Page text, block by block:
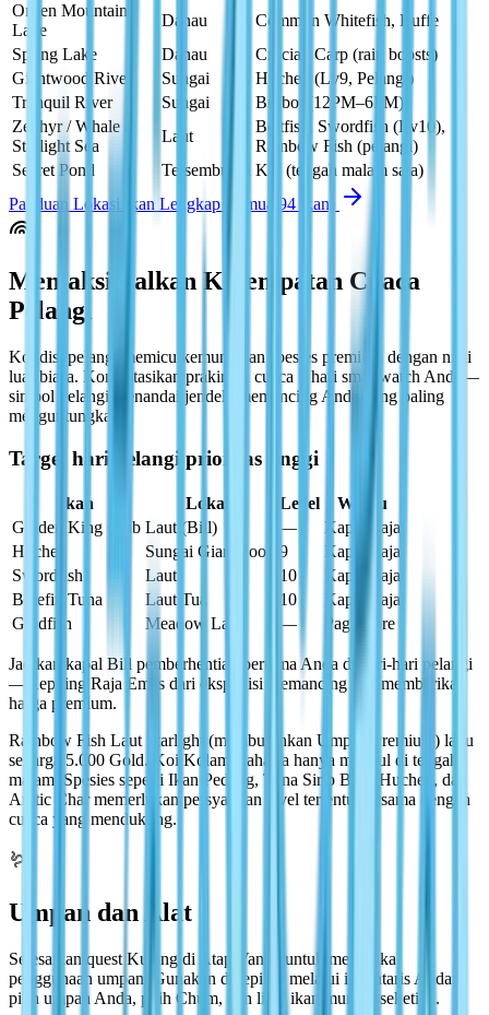
Onsen Mountain
Lake
Danau
Common Whitefish, Ruffe
Spring Lake
Danau
Crucian Carp (rain boosts)
Giantwood River
Sungai
Huchen (Lv9, Pelangi)
Tranquil River
Sungai
Burbot (12PM–6PM)
Zephyr / Whale /
Starlight Sea
Laut
Beltfish, Swordfish (Lv10),
Rainbow Fish (pelangi)
Secret Pond
Tersembunyi
Koi (tengah malam saja)
Panduan Lokasi Ikan Lengkap (semua 94 ikan)
Memaksimalkan Kesempatan Cuaca
Pelangi
Kondisi pelangi memicu kemunculan spesies premium dengan nilai
luar biasa. Konsultasikan prakiraan cuaca 5 hari smartwatch Anda—
simbol pelangi menandai jendela memancing Anda yang paling
menguntungkan.
Target hari pelangi prioritas tinggi
Ikan Lokasi Level
Waktu
Golden King Crab Laut (Bill) —
Kapan saja
Huchen
Sungai Giantwood 9
Kapan saja
Swordfish
Laut 10
Kapan saja
Bluefin Tuna
Laut Tua 10
Kapan saja
Goldfish
Meadow Lake — Pagi–Sore
Jadikan kapal Bill pemberhentian pertama Anda di hari-hari pelangi
—Kepiting Raja Emas dari ekspedisi memancing laut memberikan
harga premium.
Rainbow Fish Laut Starlight (membutuhkan Umpan Premium) laku
seharga 5.000 Gold. Koi Kolam Rahasia hanya muncul di tengah
malam. Spesies seperti Ikan Pedang, Tuna Sirip Biru, Huchen, dan
Arctic Char memerlukan persyaratan level tertentu bersama dengan
cuaca yang mendukung.
🪱
Umpan dan Alat
Selesaikan quest Kucing di Atap Vanya untuk membuka
penggunaan umpan. Gunakan di tepi air melalui inventaris Anda:
pilih umpan Anda, pilih Chum, dan lihat ikan muncul seketika.